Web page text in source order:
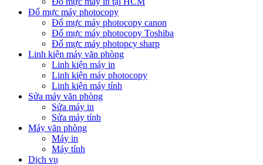
Đổ mực máy photocopy
Đổ mực máy photocopy canon
Đổ mực máy photocopy Toshiba
Đổ mực máy photopcy sharp
Linh kiện máy văn phòng
Linh kiện máy in
Linh kiện máy photocopy
Linh kiện máy tính
Sửa máy văn phòng
Sửa máy in
Sửa máy tính
Máy văn phòng
Máy in
Máy tính
Dịch vụ